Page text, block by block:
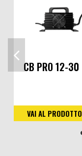
CB PRO 12-30
VAI AL PRODOTTO